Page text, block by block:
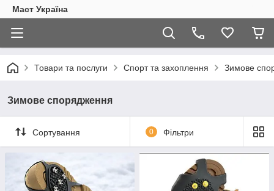
Маст Україна
Товари та послуги Спорт та захоплення Зимове
Зимове спорядження
Сортування 0 Фільтри